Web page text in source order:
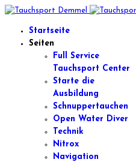
Startseite
Seiten
Full Service
Tauchsport Center
Starte die
Ausbildung
Schnuppertauchen
Open Water Diver
Technik
Nitrox
Navigation